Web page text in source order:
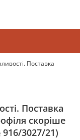
Поставка
Поставка
скоріше
3027/21)